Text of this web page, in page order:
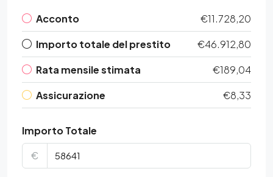
Acconto
€11.728,20
Importo totale del prestito
€46.912,80
Rata mensile stimata
€189,04
Assicurazione
€8,33
Importo Totale
€